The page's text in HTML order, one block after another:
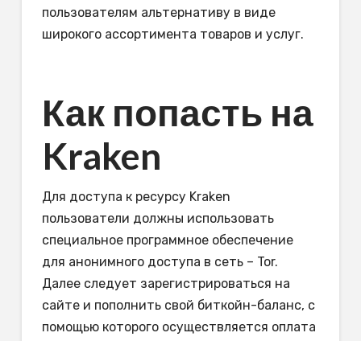
пользователям альтернативу в виде
широкого ассортимента товаров и услуг.
Как попасть на
Kraken
Для доступа к ресурсу Kraken
пользователи должны использовать
специальное программное обеспечение
для анонимного доступа в сеть – Tor.
Далее следует зарегистрироваться на
сайте и пополнить свой биткойн-баланс, с
помощью которого осуществляется оплата